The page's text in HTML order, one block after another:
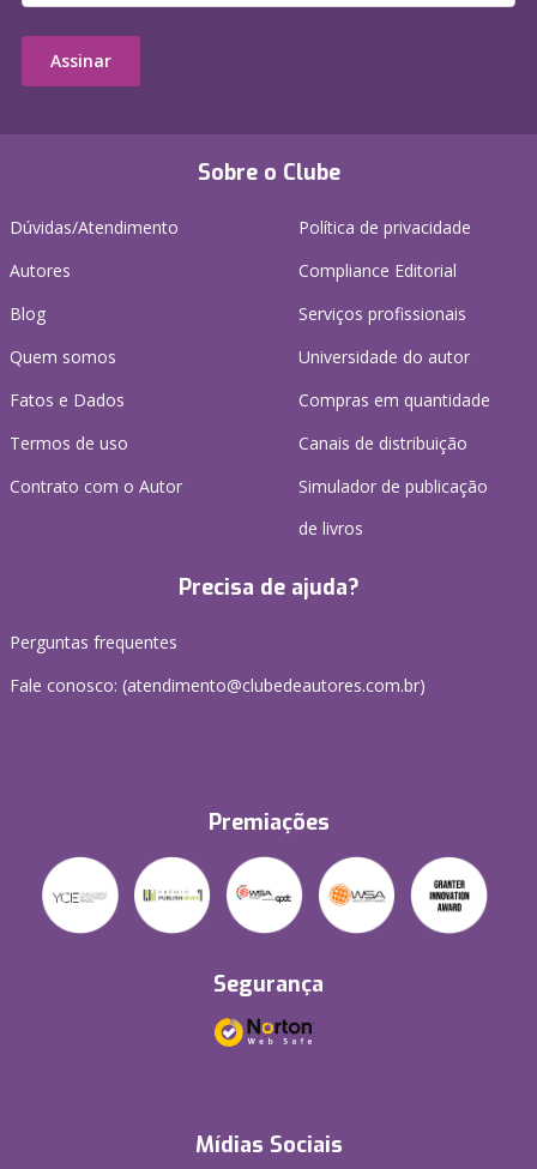
Sobre o Clube
Dúvidas/Atendimento
Autores
Blog
Quem somos
Fatos e Dados
Termos de uso
Contrato com o Autor
Política de privacidade
Compliance Editorial
Serviços profissionais
Universidade do autor
Compras em quantidade
Canais de distribuição
Simulador de publicação
de livros
Precisa de ajuda?
Perguntas frequentes
Fale conosco: (atendimento@clubedeautores.com.br)
Premiações
Segurança
Mídias Sociais
Assinar